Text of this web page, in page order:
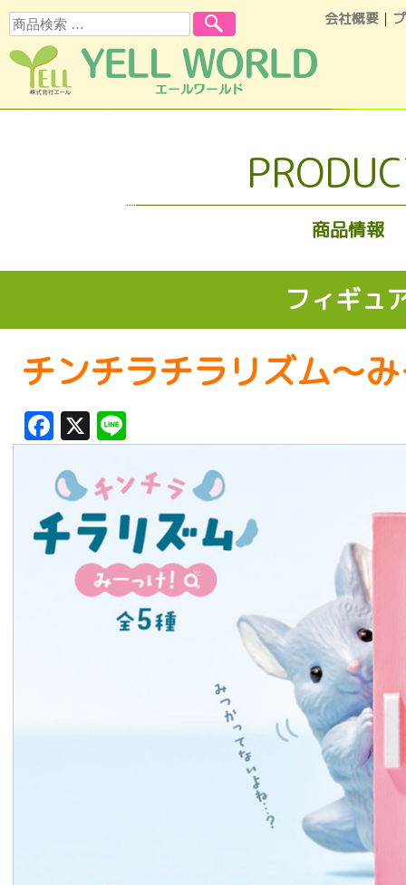
会社概要 ｜
検索
商品情報
フィギュ
チンチラチラリズム～
Facebook
X Line